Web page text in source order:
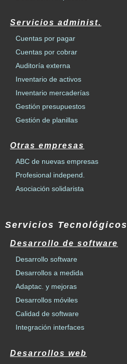
Servicios administ.
Cuentas por pagar
Cuentas por cobrar
Auditoría externa
Inventario de activos
Inventario mercaderías
Gestión presupuestos
Gestión de planillas
Otras empresas
ABC de nuevas empresas
Profesional independ.
Asociación solidarista
Servicios Tecnológicos
Desarrollo de software
Desarrollo software
Desarrollos a medida
Adaptac. y mejoras
Desarrollos móviles
Calidad de software
Integración interfaces
Desarrollos web